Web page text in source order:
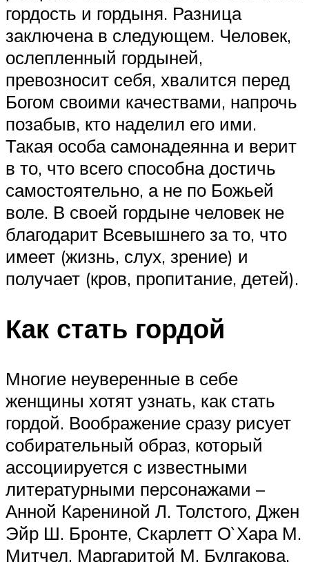
гордость и гордыня. Разница
заключена в следующем. Человек,
ослепленный гордыней,
превозносит себя, хвалится перед
Богом своими качествами, напрочь
позабыв, кто наделил его ими.
Такая особа самонадеянна и верит
в то, что всего способна достичь
самостоятельно, а не по Божьей
воле. В своей гордыне человек не
благодарит Всевышнего за то, что
имеет (жизнь, слух, зрение) и
получает (кров, пропитание, детей).
Как стать гордой
Многие неуверенные в себе
женщины хотят узнать, как стать
гордой. Воображение сразу рисует
собирательный образ, который
ассоциируется с известными
литературными персонажами –
Анной Карениной Л. Толстого, Джен
Эйр Ш. Бронте, Скарлетт О`Хара М.
Митчел, Маргаритой М. Булгакова.